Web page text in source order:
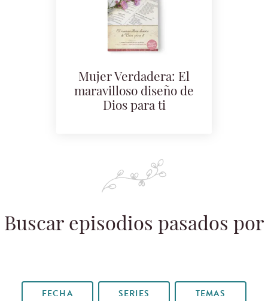
Mujer Verdadera: El
maravilloso diseño de
Dios para ti
Buscar episodios pasados por
FECHA SERIES TEMAS